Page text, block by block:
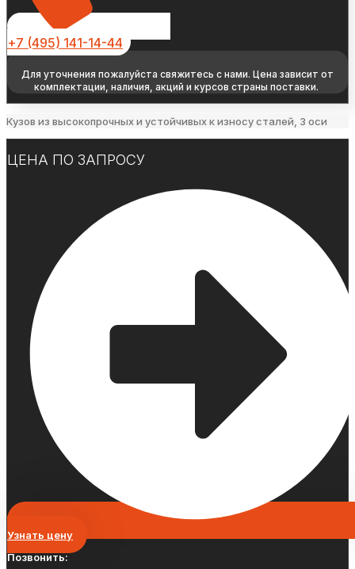
+7 (495) 141-14-44
Для уточнения пожалуйста свяжитесь с нами. Цена зависит от
комплектации, наличия, акций и курсов страны поставки.
Кузов из высокопрочных и устойчивых к износу сталей, 3 оси
ЦЕНА ПО ЗАПРОСУ
Узнать цену
Позвонить: